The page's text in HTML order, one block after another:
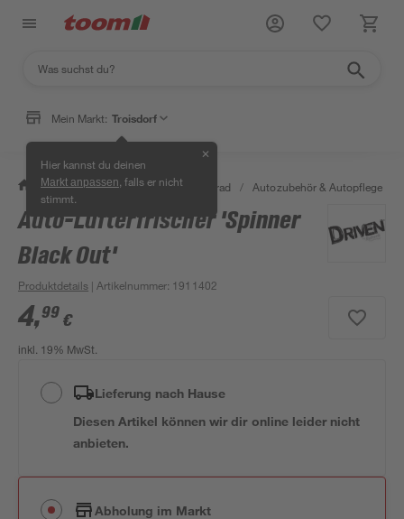
Mein Markt: Troisdorf
Hier kannst du deinen
Markt anpassen , falls er nicht
stimmt.
✕
/ Garten & Freizeit / Auto & Fahrrad / Autozubehör & Autopflege
Auto-Lufterfrischer 'Spinner
Black Out'
Produktdetails | Artikelnummer: 1911402
4,99 €
inkl. 19% MwSt.
Lieferung nach Hause
Diesen Artikel können wir dir online leider nicht
anbieten.
Abholung im Markt